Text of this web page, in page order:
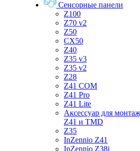
Сенсорные панели
Z100
Z70 v2
Z50
CX50
Z40
Z35 v3
Z35 v2
Z28
Z41 COM
Z41 Pro
Z41 Lite
Аксессуар для
Z41 и TMD
Z35
InZennio Z41
InZennio Z38i